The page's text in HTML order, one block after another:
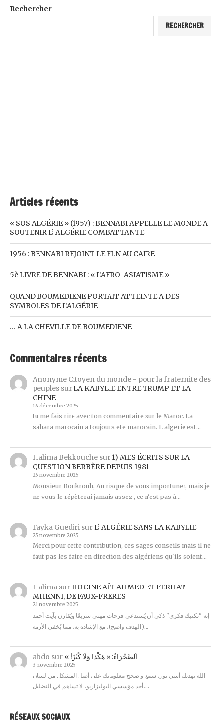
Rechercher
RECHERCHER
Articles récents
« SOS ALGÉRIE » (1957) : BENNABI APPELLE LE MONDE A
SOUTENIR L’ ALGÉRIE COMBATTANTE
1956 : BENNABI REJOINT LE FLN AU CAIRE
5è LIVRE DE BENNABI : « L’AFRO-ASIATISME »
QUAND BOUMEDIENE PORTAIT ATTEINTE A DES
SYMBOLES DE L’ALGÉRIE
… A LA CHEVILLE DE BOUMEDIENE
Commentaires récents
Anonyme Citoyen du monde - pour la fraternite des
peuplessur LA KABYLIE ENTRE TRUMP ET LA
CHINE
16 décembre 2025
tu me fais rire avec ton commentaire sur le Maroc. La
sahara marocain a toujours ete marocain. L algerie est…
Halima Bekkouchesur 1) MES ÉCRITS SUR LA
QUESTION BERBÈRE DEPUIS 1981
25 novembre 2025
Monsieur Boukrouh, Au risque de vous importuner, mais je
ne vous le répèterai jamais assez , ce n'est pas à…
Fayka Guedirisur L’ ALGÉRIE SANS LA KABYLIE
25 novembre 2025
Merci pour cette contribution, ces sages conseils mais il ne
faut pas les faire en direction des algériens qu'ils soient…
Halimasur HOCINE AÏT AHMED ET FERHAT
MHENNI, DE FAUX-FRERES
21 novembre 2025
إنه "تكتيك فكري" ذكي أن يُستدعى فرحات مهني سريعًا ويُقارن بآيت أحمد
(الهدف واضح)، مع الإشادة به، مما يُخفي الأزمة…
abdo sur « !اَلصَّحْرَاءُ: « هَكْذا وَلَا كْثَرْ
3 novembre 2025
الله يهديك أسي نور، سمع و صحح معلوماتك على أصل المشكل من لسان
أحد مؤسسي البوليزاريو، لا تساهم في التضليل،…
RÉSEAUX SOCIAUX